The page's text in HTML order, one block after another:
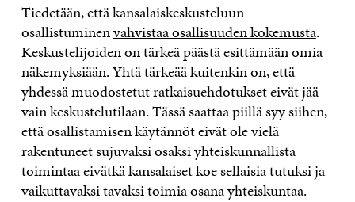
Tiedetään, että kansalaiskeskusteluun
osallistuminenvahvistaa osallisuuden kokemusta.
Keskustelijoiden on tärkeä päästä esittämään omia
näkemyksiään. Yhtä tärkeää kuitenkin on, että
yhdessä muodostetut ratkaisuehdotukset eivät jää
vain keskustelutilaan. Tässä saattaa piillä syy siihen,
että osallistamisen käytännöt eivät ole vielä
rakentuneet sujuvaksi osaksi yhteiskunnallista
toimintaa eivätkä kansalaiset koe sellaisia tutuksi ja
vaikuttavaksi tavaksi toimia osana yhteiskuntaa.